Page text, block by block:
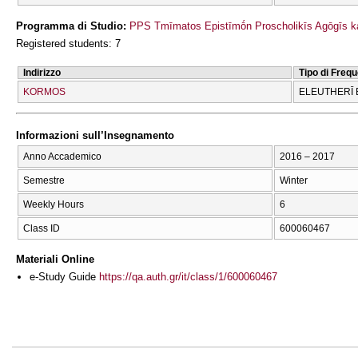
Programma di Studio: PPS Tmīmatos Epistīmṓn Proscholikīs Agōgīs
Registered students: 7
Indirizzo
Tipo di
KORMOS
ELEUTHERĪ
Informazioni sull’Insegnamento
Anno Accademico 2016 – 2017
Semestre Winter
Weekly Hours 6
Class ID 600060467
Materiali Online
e-Study Guide https://qa.auth.gr/it/class/1/600060467